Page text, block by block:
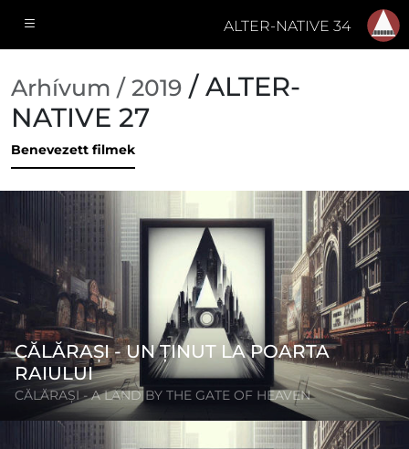
ALTER-NATIVE 34
Arhívum / 2019 / ALTER-
NATIVE 27
Benevezett filmek
CĂLĂRAȘI - UN ȚINUT LA POARTA
RAIULUI
CĂLĂRAȘI - A LAND BY THE GATE OF HEAVEN